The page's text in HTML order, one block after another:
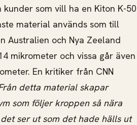
som vill ha en Kiton K-50
material används som till
Australien och Nya Zeeland
mikrometer och vissa går även
En kritiker från CNN
detta material skapar
som följer kroppen så nära
ser ut som det hade hälls ut